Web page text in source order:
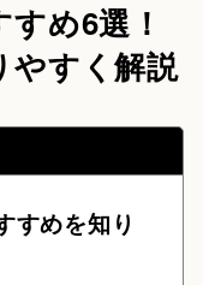
め6選！
やすく解説
すめを知り